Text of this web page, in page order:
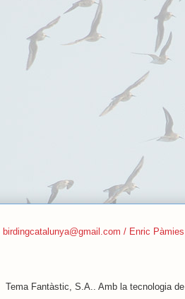
birdingcatalunya@gmail.com / Enric Pàmies
Tema Fantàstic, S.A.. Amb la tecnologia de